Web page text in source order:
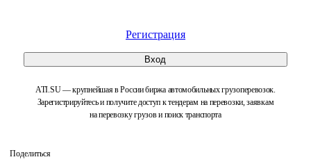
Регистрация
Вход
ATI.SU — крупнейшая в России биржа автомобильных грузоперевозок.
Зарегистрируйтесь и получите доступ к тендерам на перевозки, заявкам
на перевозку грузов и поиск транспорта
Поделиться